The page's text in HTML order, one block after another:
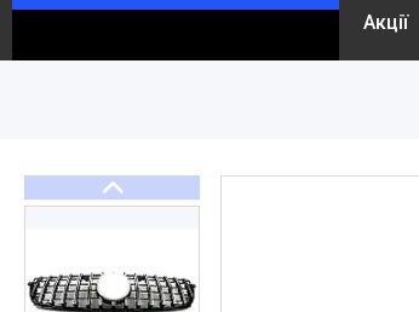
Повернення та обмін
Акції
Акції